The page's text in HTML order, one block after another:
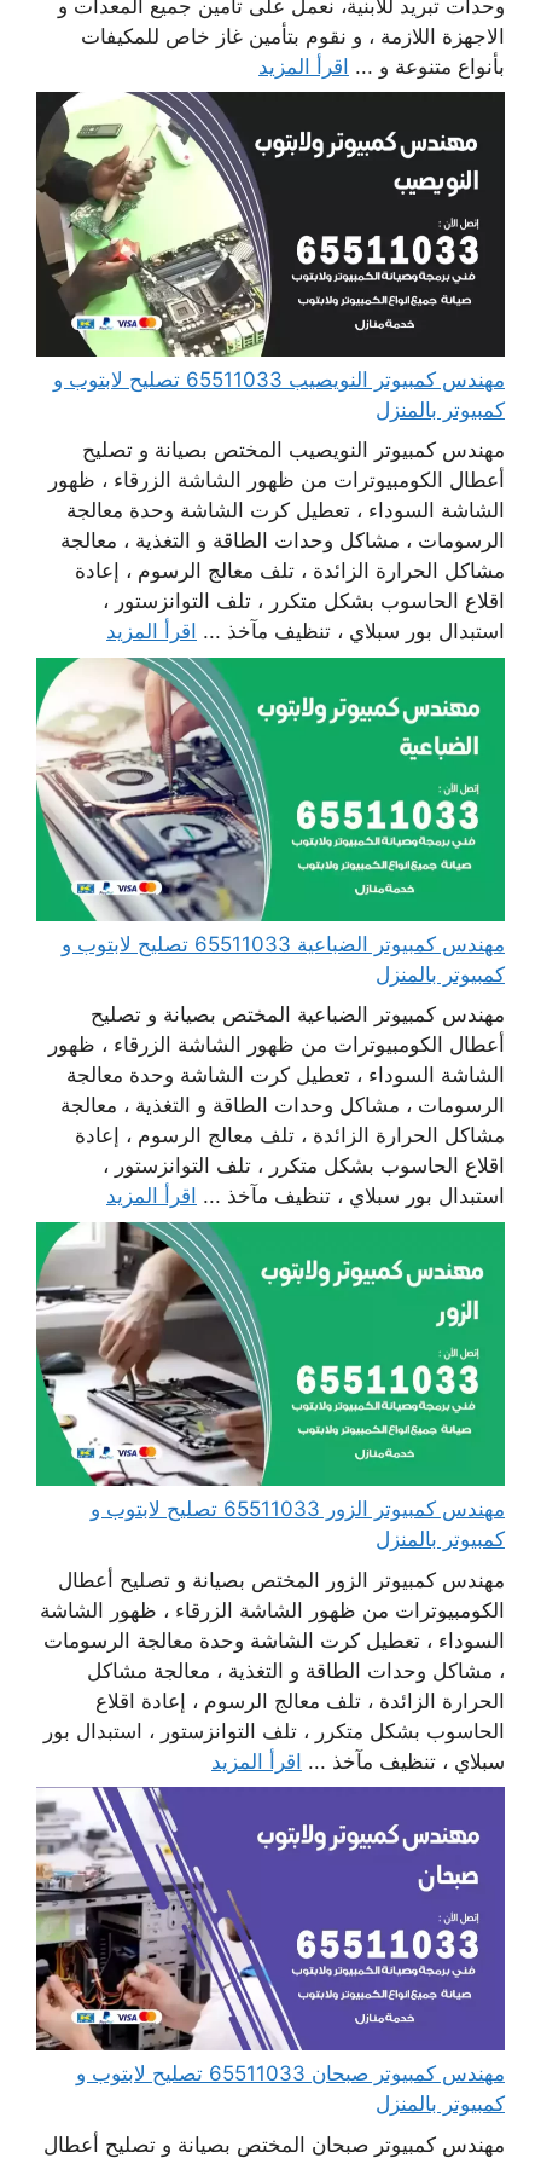
وحدات تبريد للابنية، نعمل على تأمين جميع المعدات و
الاجهزة اللازمة ، و نقوم بتأمين غاز خاص للمكيفات
بأنواع متنوعة و ... اقرأ المزيد
مهندس كمبيوتر النويصيب 65511033 تصليح لابتوب و
كمبيوتر بالمنزل
مهندس كمبيوتر النويصيب المختص بصيانة و تصليح
أعطال الكومبيوترات من ظهور الشاشة الزرقاء ، ظهور
الشاشة السوداء ، تعطيل كرت الشاشة وحدة معالجة
الرسومات ، مشاكل وحدات الطاقة و التغذية ، معالجة
مشاكل الحرارة الزائدة ، تلف معالج الرسوم ، إعادة
اقلاع الحاسوب بشكل متكرر ، تلف التوانزستور ،
استبدال بور سبلاي ، تنظيف مآخذ ... اقرأ المزيد
مهندس كمبيوتر الضباعية 65511033 تصليح لابتوب و
كمبيوتر بالمنزل
مهندس كمبيوتر الضباعية المختص بصيانة و تصليح
أعطال الكومبيوترات من ظهور الشاشة الزرقاء ، ظهور
الشاشة السوداء ، تعطيل كرت الشاشة وحدة معالجة
الرسومات ، مشاكل وحدات الطاقة و التغذية ، معالجة
مشاكل الحرارة الزائدة ، تلف معالج الرسوم ، إعادة
اقلاع الحاسوب بشكل متكرر ، تلف التوانزستور ،
استبدال بور سبلاي ، تنظيف مآخذ ... اقرأ المزيد
مهندس كمبيوتر الزور 65511033 تصليح لابتوب و
كمبيوتر بالمنزل
مهندس كمبيوتر الزور المختص بصيانة و تصليح أعطال
الكومبيوترات من ظهور الشاشة الزرقاء ، ظهور الشاشة
السوداء ، تعطيل كرت الشاشة وحدة معالجة الرسومات
، مشاكل وحدات الطاقة و التغذية ، معالجة مشاكل
الحرارة الزائدة ، تلف معالج الرسوم ، إعادة اقلاع
الحاسوب بشكل متكرر ، تلف التوانزستور ، استبدال بور
سبلاي ، تنظيف مآخذ ... اقرأ المزيد
مهندس كمبيوتر صبحان 65511033 تصليح لابتوب و
كمبيوتر بالمنزل
مهندس كمبيوتر صبحان المختص بصيانة و تصليح أعطال